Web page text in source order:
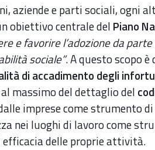
aziende e parti sociali, ogni
obiettivo centrale del Piano
e favorire l’adozione da
sociale”. A questo scopo
di accadimento degli
massimo del dettaglio del
imprese come strumento
nei luoghi di lavoro come
delle proprie attività.